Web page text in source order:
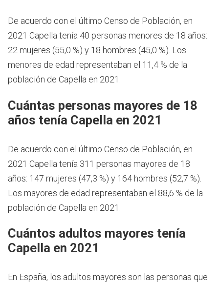
De acuerdo con el último Censo de Población, en
2021 Capella tenía 40 personas menores de 18 años:
22 mujeres (55,0 %) y 18 hombres (45,0 %). Los
menores de edad representaban el 11,4 % de la
población de Capella en 2021.
Cuántas personas mayores de 18
años tenía Capella en 2021
De acuerdo con el último Censo de Población, en
2021 Capella tenía 311 personas mayores de 18
años: 147 mujeres (47,3 %) y 164 hombres (52,7 %).
Los mayores de edad representaban el 88,6 % de la
población de Capella en 2021.
Cuántos adultos mayores tenía
Capella en 2021
En España, los adultos mayores son las personas que